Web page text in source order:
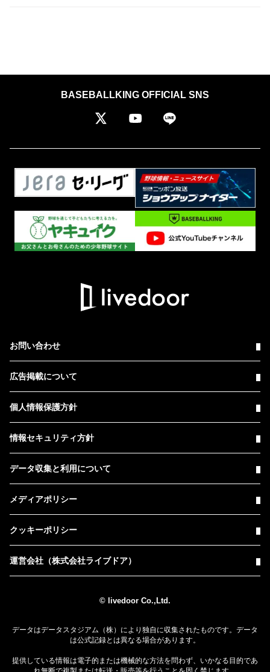
BASEBALLKING OFFICIAL SNS
お問い合わせ
広告掲載について
個人情報保護方針
情報セキュリティ方針
データ収集と利用について
メディアポリシー
クッキーポリシー
運営会社（株式会社ライブドア）
© livedoor Co.,Ltd.
データはデータスタジアム（株）により独自に収集されたものです。データ
は公式記録とは異なる場合があります。
提供している情報は電子的または機械的な方法を問わず、いかなる目的であ